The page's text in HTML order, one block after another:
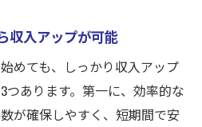
収入アップが可能
めても、しっかり収入アップ
あります。第一に、効率的な
が確保しやすく、短期間で安